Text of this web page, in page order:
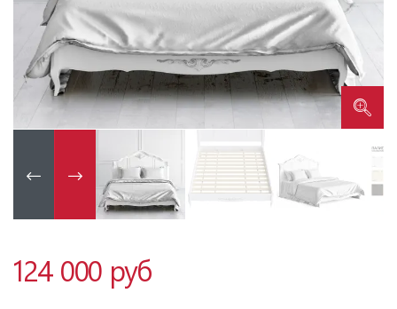
124 000 руб